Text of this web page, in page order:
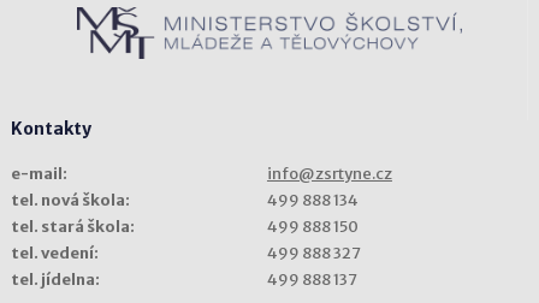
Kontakty
e-mail:
info@zsrtyne.cz
tel. nová škola:
499 888 134
tel. stará škola:
499 888 150
tel. vedení:
499 888 327
tel. jídelna:
499 888 137